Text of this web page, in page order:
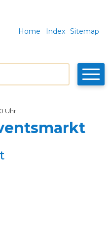
Bisacht
Home Index Sitemap
Suche
Uhr